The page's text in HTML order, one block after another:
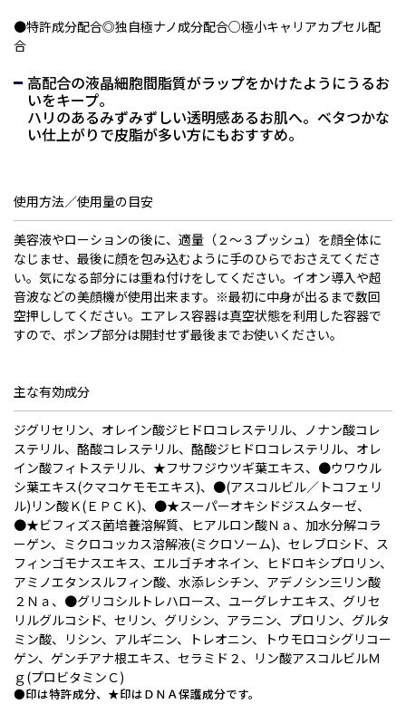
●特許成分配合◎独自極ナノ成分配合○極小キャリアカプセル配
合
高配合の液晶細胞間脂質がラップをかけたようにうるお
いをキープ。
ハリのあるみずみずしい透明感あるお肌へ。ベタつかな
い仕上がりで皮脂が多い方にもおすすめ。
使用方法／使用量の目安
美容液やローションの後に、適量（２～３プッシュ）を顔全体に
なじませ、最後に顔を包み込むように手のひらでおさえてくださ
い。気になる部分には重ね付けをしてください。イオン導入や超
音波などの美顔機が使用出来ます。※最初に中身が出るまで数回
空押ししてください。エアレス容器は真空状態を利用した容器で
すので、ポンプ部分は開封せず最後までお使いください。
主な有効成分
ジグリセリン、オレイン酸ジヒドロコレステリル、ノナン酸コレ
ステリル、酪酸コレステリル、酪酸ジヒドロコレステリル、オレ
イン酸フィトステリル、★フサフジウツギ葉エキス、●ウワウル
シ葉エキス(クマコケモモエキス)、●(アスコルビル／トコフェリ
ル)リン酸Ｋ(ＥＰＣＫ)、●★スーパーオキシドジスムターゼ、
●★ビフィズス菌培養溶解質、ヒアルロン酸Ｎａ、加水分解コラ
ーゲン、 ミクロコッカス溶解液(ミクロソーム)、セレブロシド、ス
フィンゴモナスエキス、エルゴチオネイン、ヒドロキシプロリン、
アミノエタンスルフィン酸、水添レシチン、アデノシン三リン酸
２Ｎａ、●グリコシルトレハロース、ユーグレナエキス、グリセ
リルグルコシド、セリン、グリシン、アラニン、プロリン、グルタ
ミン酸、リシン、アルギニン、トレオニン、トウモロコシグリコー
ゲン、ゲンチアナ根エキス、セラミド２、 リン酸アスコルビルＭ
ｇ(プロビタミンＣ)
●印は特許成分、★印はＤＮＡ保護成分です。